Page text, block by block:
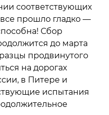
соответствующих
прошло гладко —
Сбор
до марта
продвинутого
на дорогах
в Питере и
испытания